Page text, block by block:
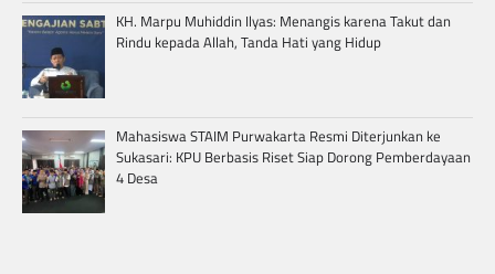
KH. Marpu Muhiddin Ilyas: Menangis karena Takut dan
Rindu kepada Allah, Tanda Hati yang Hidup
Mahasiswa STAIM Purwakarta Resmi Diterjunkan ke
Sukasari: KPU Berbasis Riset Siap Dorong Pemberdayaan
4 Desa